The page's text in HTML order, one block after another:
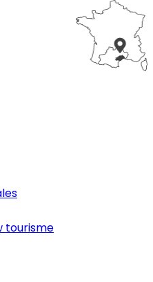
tourisme